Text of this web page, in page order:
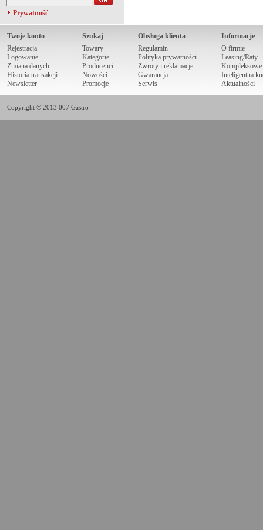
Prywatność
Twoje konto
Rejestracja
Logowanie
Zmiana danych
Historia transakcji
Newsletter
Szukaj
Towary
Kategorie
Producenci
Nowości
Promocje
Obsługa klienta
Regulamin
Polityka prywatności
Zwroty i reklamacje
Gwarancja
Serwis
Informacje
O firmie
Leasing/Raty
Kompleksowe
Inteligentna
Aktualności
Copyright © 2013 007 Gastro